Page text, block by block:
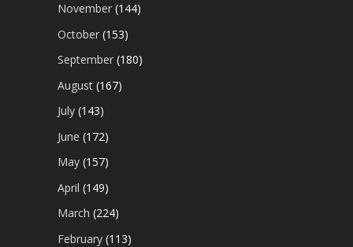
November(144)
October(153)
September(180)
August(167)
July(143)
June(172)
May(157)
April(149)
March(224)
February(113)